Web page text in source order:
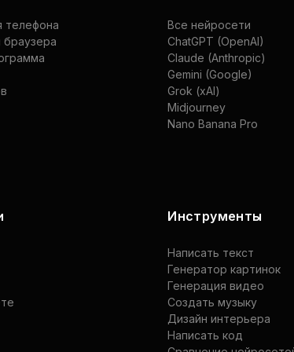
телефона
Все нейросети
ChatGPT (OpenAI)
Claude (Anthropic)
Gemini (Google)
Grok (xAI)
Midjourney
Nano Banana Pro
Инструменты
Написать текст
Генератор картинок
Генерация видео
Создать музыку
Дизайн интерьера
Написать код